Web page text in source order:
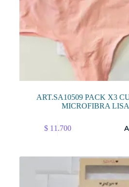
ART.SA10509 PACK X3
MICROFIBRA
$11.700